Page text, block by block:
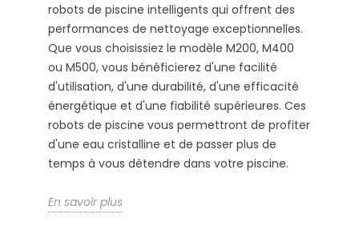
robots de piscine intelligents qui offrent des
performances de nettoyage exceptionnelles.
Que vous choisissiez le modèle M200, M400
ou M500, vous bénéficierez d'une facilité
d'utilisation, d'une durabilité, d'une efficacité
énergétique et d'une fiabilité supérieures. Ces
robots de piscine vous permettront de profiter
d'une eau cristalline et de passer plus de
temps à vous détendre dans votre piscine.
En savoir plus